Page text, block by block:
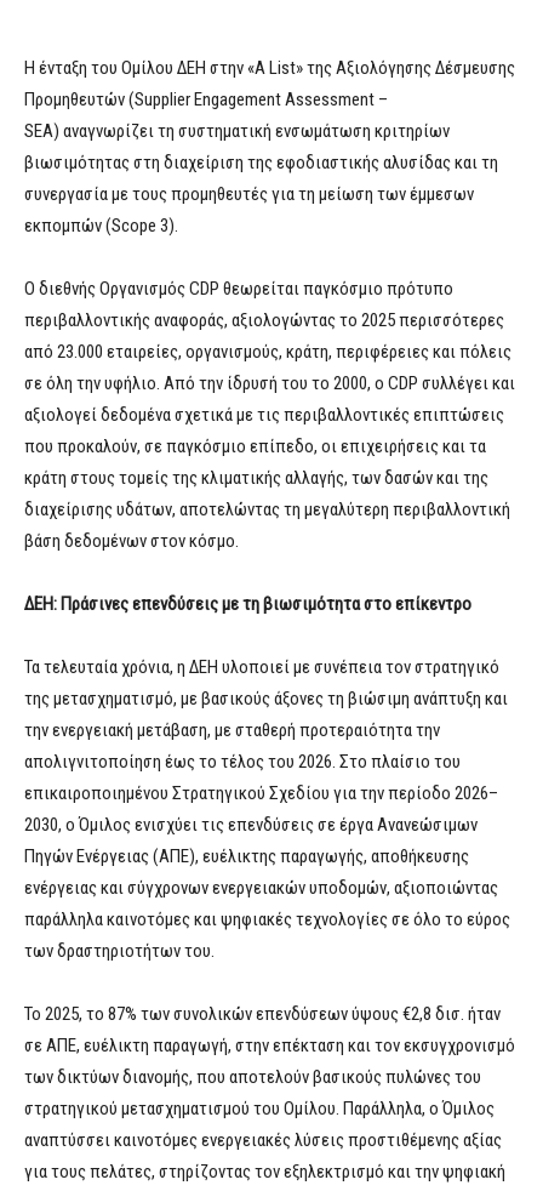
Η ένταξη του Ομίλου ΔΕΗ στην «A List» της Αξιολόγησης Δέσμευσης
Προμηθευτών (Supplier Engagement Assessment –
SEA) αναγνωρίζει τη συστηματική ενσωμάτωση κριτηρίων
βιωσιμότητας στη διαχείριση της εφοδιαστικής αλυσίδας και τη
συνεργασία με τους προμηθευτές για τη μείωση των έμμεσων
εκπομπών (Scope 3).
Ο διεθνής Οργανισμός CDP θεωρείται παγκόσμιο πρότυπο
περιβαλλοντικής αναφοράς, αξιολογώντας το 2025 περισσότερες
από 23.000 εταιρείες, οργανισμούς, κράτη, περιφέρειες και πόλεις
σε όλη την υφήλιο. Από την ίδρυσή του το 2000, ο CDP συλλέγει και
αξιολογεί δεδομένα σχετικά με τις περιβαλλοντικές επιπτώσεις
που προκαλούν, σε παγκόσμιο επίπεδο, οι επιχειρήσεις και τα
κράτη στους τομείς της κλιματικής αλλαγής, των δασών και της
διαχείρισης υδάτων, αποτελώντας τη μεγαλύτερη περιβαλλοντική
βάση δεδομένων στον κόσμο.
ΔΕΗ: Πράσινες επενδύσεις με τη βιωσιμότητα στο επίκεντρο
Τα τελευταία χρόνια, η ΔΕΗ υλοποιεί με συνέπεια τον στρατηγικό
της μετασχηματισμό, με βασικούς άξονες τη βιώσιμη ανάπτυξη και
την ενεργειακή μετάβαση, με σταθερή προτεραιότητα την
απολιγνιτοποίηση έως το τέλος του 2026. Στο πλαίσιο του
επικαιροποιημένου Στρατηγικού Σχεδίου για την περίοδο 2026–
2030, ο Όμιλος ενισχύει τις επενδύσεις σε έργα Ανανεώσιμων
Πηγών Ενέργειας (ΑΠΕ), ευέλικτης παραγωγής, αποθήκευσης
ενέργειας και σύγχρονων ενεργειακών υποδομών, αξιοποιώντας
παράλληλα καινοτόμες και ψηφιακές τεχνολογίες σε όλο το εύρος
των δραστηριοτήτων του.
Το 2025, το 87% των συνολικών επενδύσεων ύψους €2,8 δισ. ήταν
σε ΑΠΕ, ευέλικτη παραγωγή, στην επέκταση και τον εκσυγχρονισμό
των δικτύων διανομής, που αποτελούν βασικούς πυλώνες του
στρατηγικού μετασχηματισμού του Ομίλου. Παράλληλα, ο Όμιλος
αναπτύσσει καινοτόμες ενεργειακές λύσεις προστιθέμενης αξίας
για τους πελάτες, στηρίζοντας τον εξηλεκτρισμό και την ψηφιακή